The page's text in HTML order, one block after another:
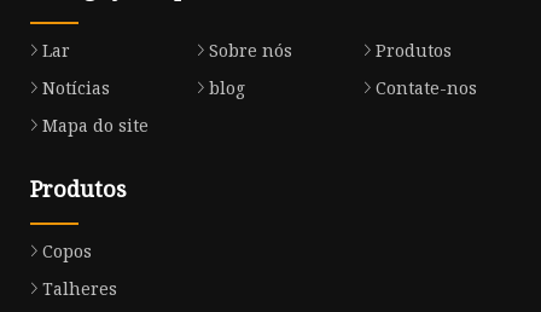
Lar Sobre nós
Produtos
Notícias
blog
Contate-nos
Mapa do site
Produtos
Copos
Talheres